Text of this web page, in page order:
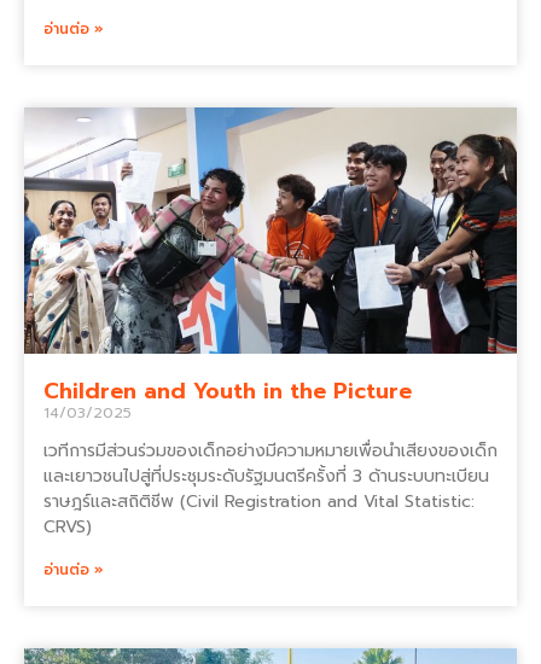
อ่านต่อ »
Children and Youth in the Picture
14/03/2025
เวทีการมีส่วนร่วมของเด็กอย่างมีความหมายเพื่อนำเสียงของเด็ก
และเยาวชนไปสู่ที่ประชุมระดับรัฐมนตรีครั้งที่ 3 ด้านระบบทะเบียน
ราษฎร์และสถิติชีพ (Civil Registration and Vital Statistic:
CRVS)
อ่านต่อ »